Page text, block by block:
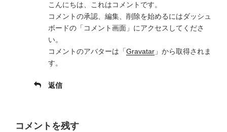
こんにちは、これはコメントです。
コメントの承認、編集、削除を始めるにはダッシュ
ボードの「コメント画面」にアクセスしてくださ
い。
コメントのアバターは「Gravatar 」から取得されま
す。
返信
コメントを残す